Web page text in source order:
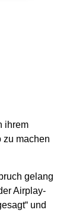
ihrem
zu machen
gelang
Airplay-
und